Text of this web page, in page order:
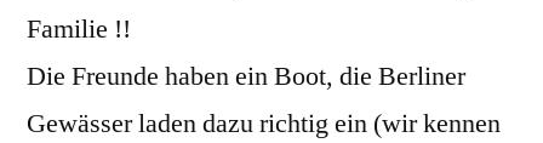
Familie !!
Die Freunde haben ein Boot, die Berliner
Gewässer laden dazu richtig ein (wir kennen